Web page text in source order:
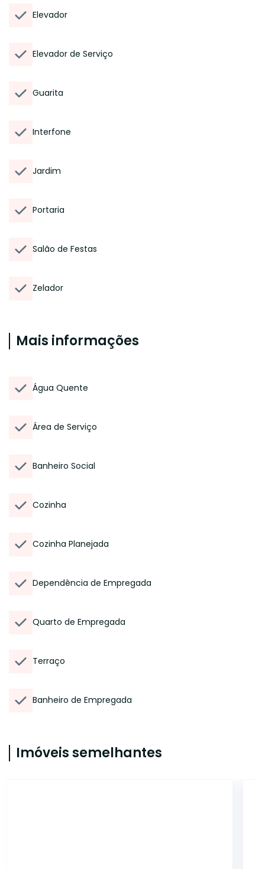
Elevador
Elevador de Serviço
Guarita
Interfone
Jardim
Portaria
Salão de Festas
Zelador
Mais informações
Água Quente
Área de Serviço
Banheiro Social
Cozinha
Cozinha Planejada
Dependência de Empregada
Quarto de Empregada
Terraço
Banheiro de Empregada
Imóveis semelhantes